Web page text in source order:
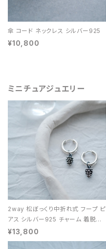
傘 コード ネックレス シルバー925
¥10,800
ミニチュアジュエリー
2way 松ぼっくり中折れ式 フープ ピ
アス シルバー925 チャーム 着脱可
能 レディース ユニセックス
¥13,800